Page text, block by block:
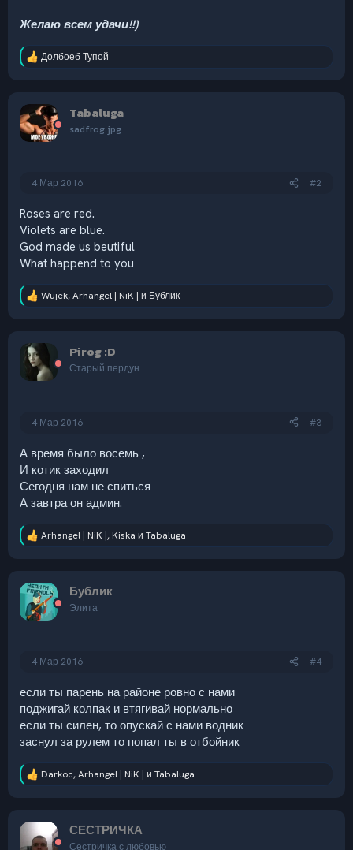
Желаю всем удачи!!)
Р
ц
и
и
Долбоеб Тупой
Tabaluga
sadfrog.jpg
4 Мар 2016 #2
Roses are red.
Violets are blue.
God made us beutiful
What happend to you
Р
ц
и
Wujek,Arhangel | NiK | и Бублик
Pirog :D
Старый пердун
4 Мар 2016 #3
А время было восемь ,
И котик заходил
Сегодня нам не спиться
А завтра он админ.
Р
ц
и
и
Arhangel | NiK |, Kiska и Tabaluga
Бублик
Элита
4 Мар 2016 #4
если ты парень на районе ровно с нами
поджигай колпак и втягивай нормально
если ты силен, то опускай с нами водник
заснул за рулем то попал ты в отбойник
Р
и
Darkoc,Arhangel | NiK | и Tabaluga
СЕСТРИЧКА
Сестричка с любовью